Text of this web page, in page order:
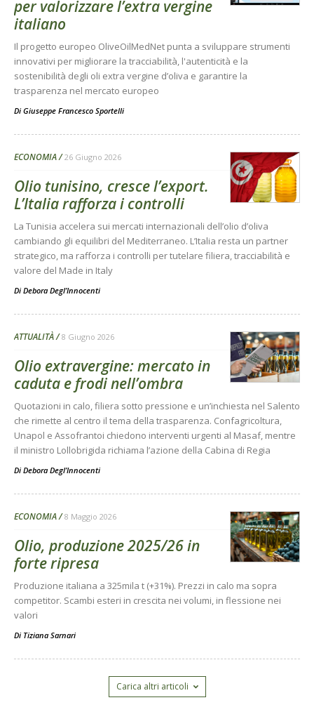
per valorizzare l’extra vergine
italiano
Il progetto europeo OliveOilMedNet punta a sviluppare strumenti
innovativi per migliorare la tracciabilità, l'autenticità e la
sostenibilità degli oli extra vergine d’oliva e garantire la
trasparenza nel mercato europeo
Di Giuseppe Francesco Sportelli
ECONOMIA 26 Giugno 2026
Olio tunisino, cresce l’export.
L’Italia rafforza i controlli
La Tunisia accelera sui mercati internazionali dell’olio d’oliva
cambiando gli equilibri del Mediterraneo. L’Italia resta un partner
strategico, ma rafforza i controlli per tutelare filiera, tracciabilità e
valore del Made in Italy
Di Debora Degl’Innocenti
ATTUALITÀ 8 Giugno 2026
Olio extravergine: mercato in
caduta e frodi nell’ombra
Quotazioni in calo, filiera sotto pressione e un’inchiesta nel Salento
che rimette al centro il tema della trasparenza. Confagricoltura,
Unapol e Assofrantoi chiedono interventi urgenti al Masaf, mentre
il ministro Lollobrigida richiama l’azione della Cabina di Regia
Di Debora Degl’Innocenti
ECONOMIA 8 Maggio 2026
Olio, produzione 2025/26 in
forte ripresa
Produzione italiana a 325mila t (+31%). Prezzi in calo ma sopra
competitor. Scambi esteri in crescita nei volumi, in flessione nei
valori
Di Tiziana Sarnari
Carica altri articoli